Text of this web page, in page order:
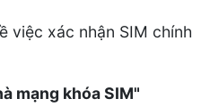
việc xác nhận SIM chính
mạng khóa SIM"